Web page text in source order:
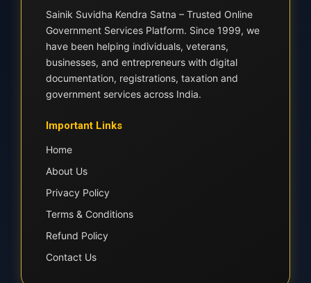
Sainik Suvidha Kendra Satna – Trusted Online
Government Services Platform. Since 1999, we
have been helping individuals, veterans,
businesses, and entrepreneurs with digital
documentation, registrations, taxation and
government services across India.
Important Links
Home
About Us
Privacy Policy
Terms & Conditions
Refund Policy
Contact Us